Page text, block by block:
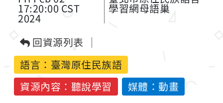
17:20:00 CST
2024
學習網母語巢
回資源列表
語言： 臺灣原住民族語
資源內容：聽說學習
媒體：動畫